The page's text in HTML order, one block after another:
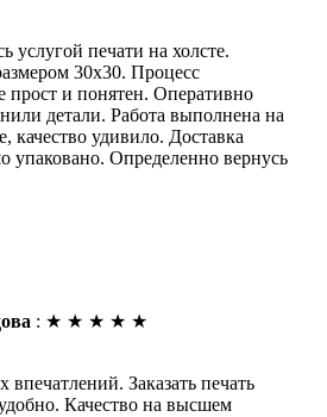
услугой печати на холсте.
30х30. Процесс
прост и понятен. Оперативно
детали. Работа выполнена на
качество удивило. Доставка
упаковано. Определенно вернусь
: ★ ★ ★ ★ ★
Заказать печать
Качество на высшем